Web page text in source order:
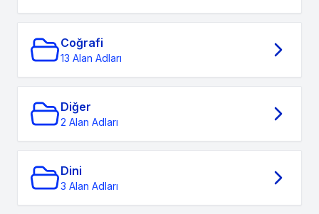
Coğrafi
13 Alan Adları
Diğer
2 Alan Adları
Dini
3 Alan Adları